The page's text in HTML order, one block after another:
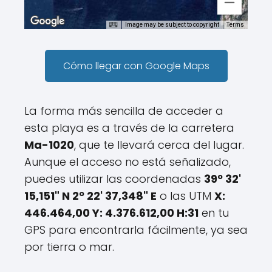
Image may be subject to copyright Terms
Cómo llegar con Google Maps
La forma más sencilla de acceder a
esta playa es a través de la carretera
Ma-1020, que te llevará cerca del lugar.
Aunque el acceso no está señalizado,
puedes utilizar las coordenadas 39º 32'
15,151" N 2º 22' 37,348" E o las UTM X:
446.464,00 Y: 4.376.612,00 H:31 en tu
GPS para encontrarla fácilmente, ya sea
por tierra o mar.